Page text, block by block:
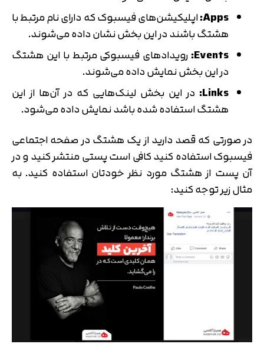
Apps: اپلیکیشن‌های فیسبوک که دارای نام مرتبط با
هشتگ باشند در این بخش نشان داده می‌شوند.
Events: رویدادهای فیسبوکی مرتبط با این هشتگ
در این بخش نمایش داده می‌شوند.
Links: در این بخش لینک‌هایی که در آن‌ها از این
هشتگ استفاده شده باشد نمایش داده می‌شود.
در صورتی که قصد دارید از یک هشتگ در صفحه اجتماعی
فیسبوک استفاده کنید کافی است پستی منتشر کنید و در
آن پست از هشتگ مورد نظر خودتان استفاده کنید. به
مثال زیر توجه کنید:
تایید کد
دریافت مجدد کد: 00:59